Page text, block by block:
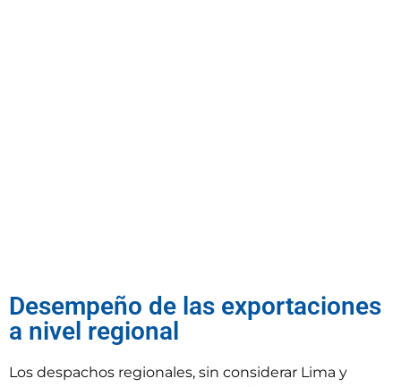
Desempeño de las exportaciones
a nivel regional
Los despachos regionales, sin considerar Lima y